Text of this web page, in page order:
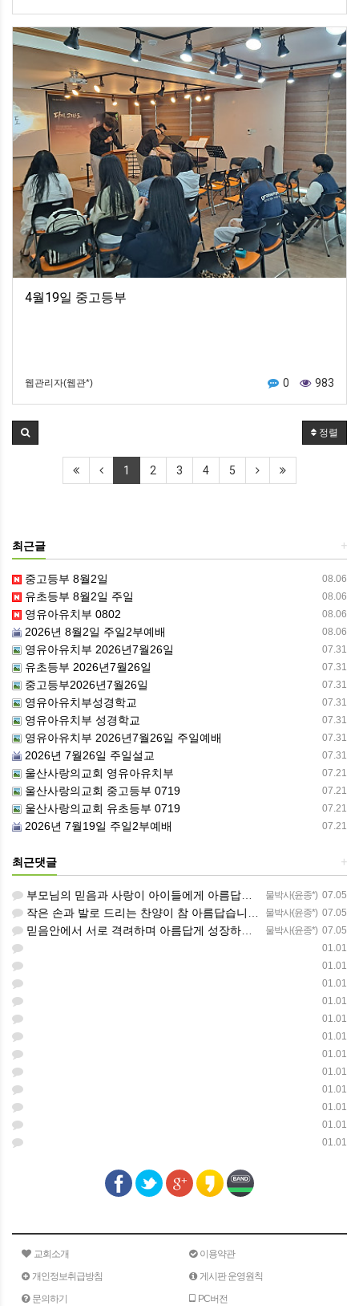
4월19일 중고등부
웹관리자(웹관*) 0 983
정렬
1 2 3 4 5
+
최근글
08.06
중고등부 8월2일
08.06
유초등부 8월2일 주일
08.06
영유아유치부 0802
08.06
2026년 8월2일 주일2부예배
07.31
영유아유치부 2026년7월26일
07.31
유초등부 2026년7월26일
07.31
중고등부2026년7월26일
07.31
영유아유치부성경학교
07.31
영유아유치부 성경학교
07.31
영유아유치부 2026년7월26일 주일예배
07.31
2026년 7월26일 주일설교
07.21
울산사랑의교회 영유아유치부
07.21
울산사랑의교회 중고등부 0719
07.21
울산사랑의교회 유초등부 0719
07.21
2026년 7월19일 주일2부예배
+
최근댓글
물박사(윤종*) 07.05
부모님의 믿음과 사랑이 아이들에게 아름답게 이어지길 축복합니다
물박사(윤종*) 07.05
작은 손과 발로 드리는 찬양이 참 아름답습니다 하나님의 사랑이 늘 함께하길 기도합니다
물박사(윤종*) 07.05
믿음안에서 서로 격려하며 아름답게 성장하는 중고등부가 되길 응원합니다
01.01
01.01
01.01
01.01
01.01
01.01
01.01
01.01
01.01
01.01
01.01
01.01
교회소개
이용약관
개인정보취급방침
게시판 운영원칙
문의하기
PC버전